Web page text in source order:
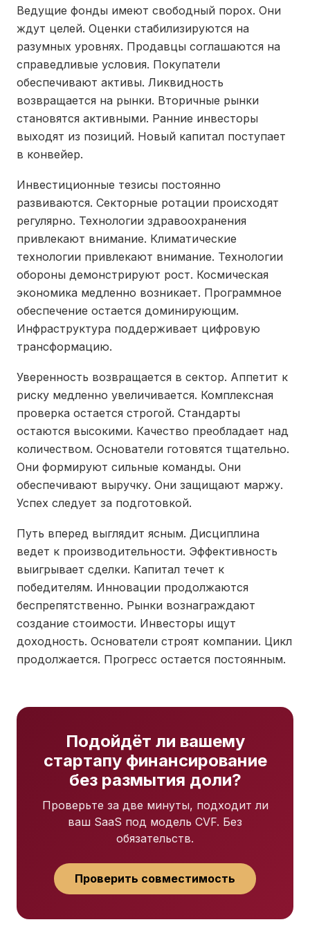
Ведущие фонды имеют свободный порох. Они
ждут целей. Оценки стабилизируются на
разумных уровнях. Продавцы соглашаются на
справедливые условия. Покупатели
обеспечивают активы. Ликвидность
возвращается на рынки. Вторичные рынки
становятся активными. Ранние инвесторы
выходят из позиций. Новый капитал поступает
в конвейер.
Инвестиционные тезисы постоянно
развиваются. Секторные ротации происходят
регулярно. Технологии здравоохранения
привлекают внимание. Климатические
технологии привлекают внимание. Технологии
обороны демонстрируют рост. Космическая
экономика медленно возникает. Программное
обеспечение остается доминирующим.
Инфраструктура поддерживает цифровую
трансформацию.
Уверенность возвращается в сектор. Аппетит к
риску медленно увеличивается. Комплексная
проверка остается строгой. Стандарты
остаются высокими. Качество преобладает над
количеством. Основатели готовятся тщательно.
Они формируют сильные команды. Они
обеспечивают выручку. Они защищают маржу.
Успех следует за подготовкой.
Путь вперед выглядит ясным. Дисциплина
ведет к производительности. Эффективность
выигрывает сделки. Капитал течет к
победителям. Инновации продолжаются
беспрепятственно. Рынки вознаграждают
создание стоимости. Инвесторы ищут
доходность. Основатели строят компании. Цикл
продолжается. Прогресс остается постоянным.
Подойдёт ли вашему
стартапу финансирование
без размытия доли?
Проверьте за две минуты, подходит ли
ваш SaaS под модель CVF. Без
обязательств.
Проверить совместимость